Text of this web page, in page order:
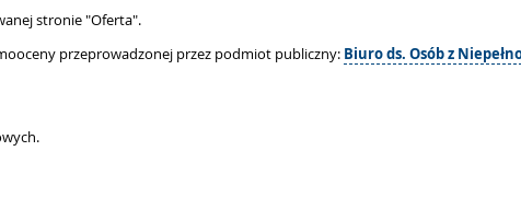
stronie "Oferta".
przeprowadzonej przez podmiot publiczny: Biuro ds. Osób z